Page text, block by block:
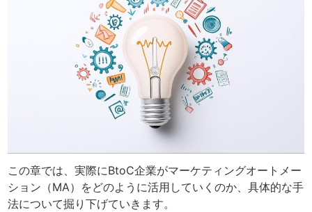
この章では、実際にBtoC企業がマーケティングオートメー
ション（MA）をどのように活用していくのか、具体的な手
法について掘り下げていきます。